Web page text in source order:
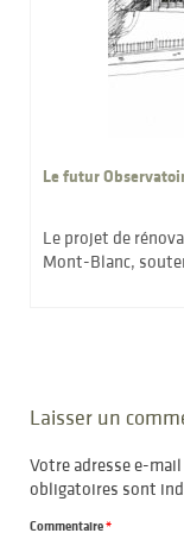
Le futur
Le projet de
Mont-Blanc,
Laisser un
Votre adresse e-
obligatoires sont
Commentaire*